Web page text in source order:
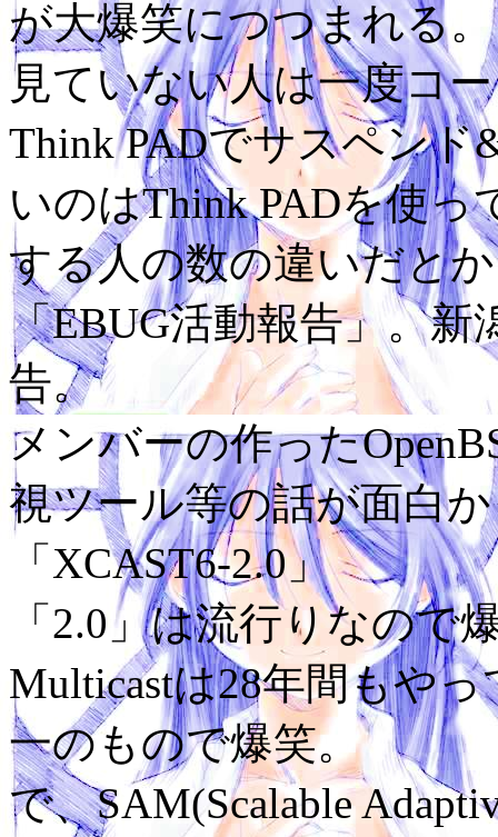
が大爆笑につつまれる。
見ていない人は一度コ
Think PADでサスペン
いのはThink PADを使
する人の数の違いだと
「EBUG活動報告」。
告。
メンバーの作った
視ツール等の話が面白
「XCAST6-2.0」
「2.0」は流行りなので
Multicastは28年間もや
一のもので爆笑。
で、SAM(Scalable